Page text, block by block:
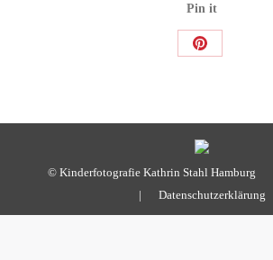
Pin it
Share
© Kinderfotografie Kathrin Stahl
| Datenschutzerklärung